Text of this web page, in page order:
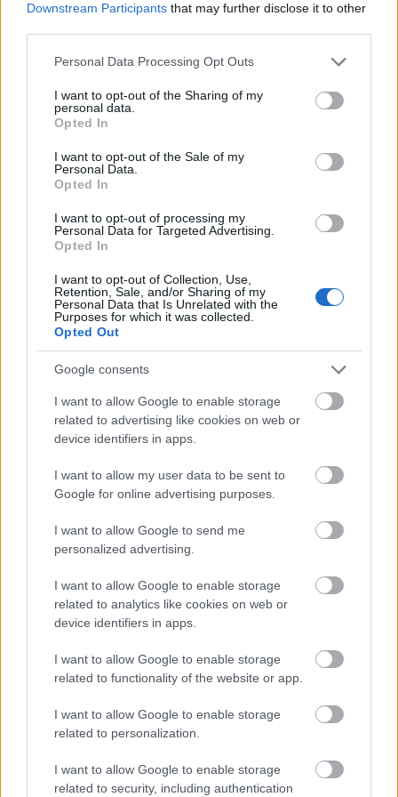
Downstream Participants that may further disclose it to other
Please note that this website/app uses one or more Google
not limited to your visit or usage behaviour. You may click to
grant or deny consent to Google and its third-party tags to
use your data for below specified purposes in below Google
consent section.
Personal Data Processing Opt Outs
I want to opt-out of the Sharing of my
personal data.
Opted In
I want to opt-out of the Sale of my
Personal Data.
Opted In
I want to opt-out of processing my
Personal Data for Targeted Advertising.
Opted In
I want to opt-out of Collection, Use,
Retention, Sale, and/or Sharing of my
Personal Data that Is Unrelated with the
Purposes for which it was collected.
Opted Out
Google consents
I want to allow Google to enable storage
related to advertising like cookies on web or
device identifiers in apps.
I want to allow my user data to be sent to
Google for online advertising purposes.
I want to allow Google to send me
personalized advertising.
I want to allow Google to enable storage
related to analytics like cookies on web or
device identifiers in apps.
I want to allow Google to enable storage
related to functionality of the website or app.
I want to allow Google to enable storage
related to personalization.
I want to allow Google to enable storage
related to security, including authentication
bemutassák a népnek az autópálya-rendőrség
működését, csak aztán elhálivúdosodott a
www.youtube.com/watch?v=1K0ogCEKsbc
Egyébként aki nagy sebességű, de kulturált
autópályázást akar látni, annak ajánlom ezt a
www.youtube.com/user/Laserfrankie
Az úriember számos nagy teljesítményű
prémiumautónak tolja a videókban, sok esetben
le senkit, betartja a sebességhatárokat, és
következetesen betartja a jobbra tartás elvét, még
250-es tempóval is a külsőben megy a háromsávos
autópályán, ha épp nincs kit megelőzni. Ajánlom
figyelmetekbe! :)
kayaibrahim
@20agh: Látom mindent tudsz vezetési
szokásaimról. Gratulálok.
12 éve
@///M_Straight_six:
k. = kommunista?
Én ezt még a II. VH német megszállás alatti
besúgókról hallottam csak, és az is valószínűleg